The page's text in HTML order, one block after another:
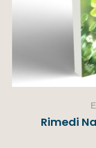
Rimedi